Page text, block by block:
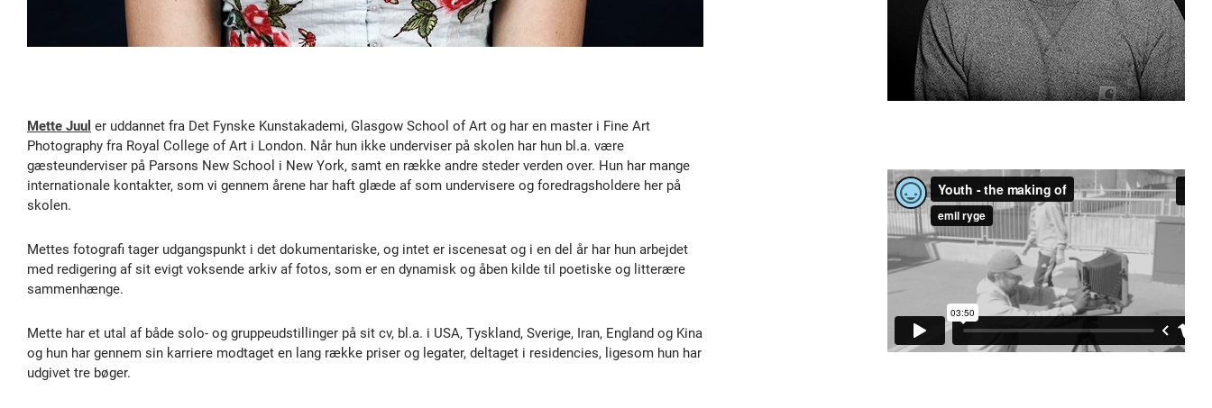
Mette Juul er uddannet fra Det Fynske Kunstakademi, Glasgow School of Art og har en master i Fine Art
Photography fra Royal College of Art i London. Når hun ikke underviser på skolen har hun bl.a. være
gæsteunderviser på Parsons New School i New York, samt en række andre steder verden over. Hun har mange
internationale kontakter, som vi gennem årene har haft glæde af som undervisere og foredragsholdere her på
skolen.
Mettes fotografi tager udgangspunkt i det dokumentariske, og intet er iscenesat og i en del år har hun arbejdet
med redigering af sit evigt voksende arkiv af fotos, som er en dynamisk og åben kilde til poetiske og litterære
sammenhænge.
Mette har et utal af både solo- og gruppeudstillinger på sit cv, bl.a. i USA, Tyskland, Sverige, Iran, England og Kina
og hun har gennem sin karriere modtaget en lang række priser og legater, deltaget i residencies, ligesom hun har
udgivet tre bøger.